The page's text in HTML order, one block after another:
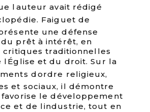
lauteur avait rédigé
Faiguet de
une défense
prêt à intérêt, en
critiques traditionnelles
lÉglise et du droit. Sur la
dordre religieux,
et sociaux, il démontre
le développement
et de lindustrie, tout en